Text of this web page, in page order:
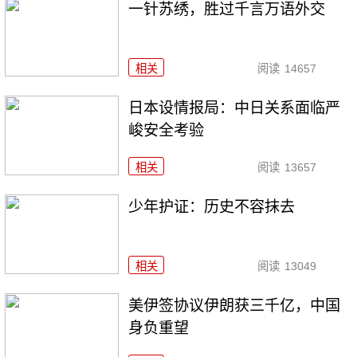
一针苏绣，胜过千言万语外交
相关 阅读 14657
日本设情报局：中日关系面临严
峻安全考验
相关 阅读 13657
少年护证：历史不容抹去
相关 阅读 13049
美伊签协议伊朗获三千亿，中国
身负重望